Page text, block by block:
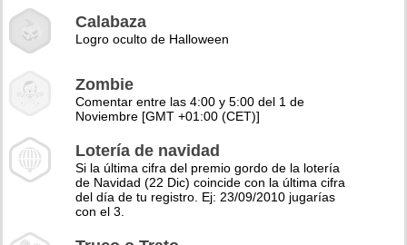
Calabaza
Logro oculto de Halloween
Zombie
Comentar entre las 4:00 y 5:00 del 1 de
Noviembre [GMT +01:00 (CET)]
Lotería de navidad
Si la última cifra del premio gordo de la lotería
de Navidad (22 Dic) coincide con la última cifra
del día de tu registro. Ej: 23/09/2010 jugarías
con el 3.